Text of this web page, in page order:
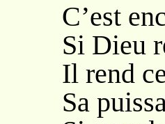
C’est
Si Dieu
Il rend
Sa